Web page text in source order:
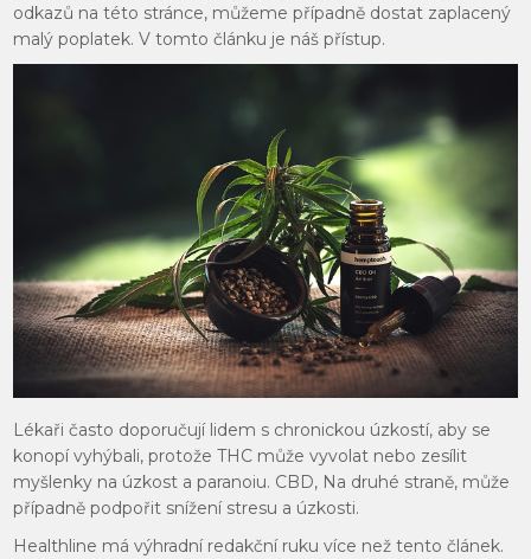
odkazů na této stránce, můžeme případně dostat zaplacený
malý poplatek. V tomto článku je náš přístup.
Lékaři často doporučují lidem s chronickou úzkostí, aby se
konopí vyhýbali, protože THC může vyvolat nebo zesílit
myšlenky na úzkost a paranoiu. CBD, Na druhé straně, může
případně podpořit snížení stresu a úzkosti.
Healthline má výhradní redakční ruku více než tento článek.